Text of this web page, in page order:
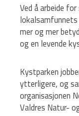
Ved å arbeide
lokalsamfunnets
mer og mer
og en levende
Kystparken
ytterligere, og
organisasjonen
Valdres Natur-